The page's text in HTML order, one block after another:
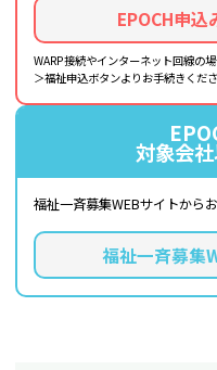
EPOCH申
WARP接続やインターネット回線の
＞福祉申込ボタンよりお手続きくださ
対象会
福祉一斉募集WEBサイトから
福祉一斉募集